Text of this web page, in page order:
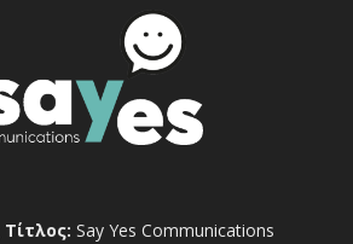
Τίτλος: Say Yes Communications